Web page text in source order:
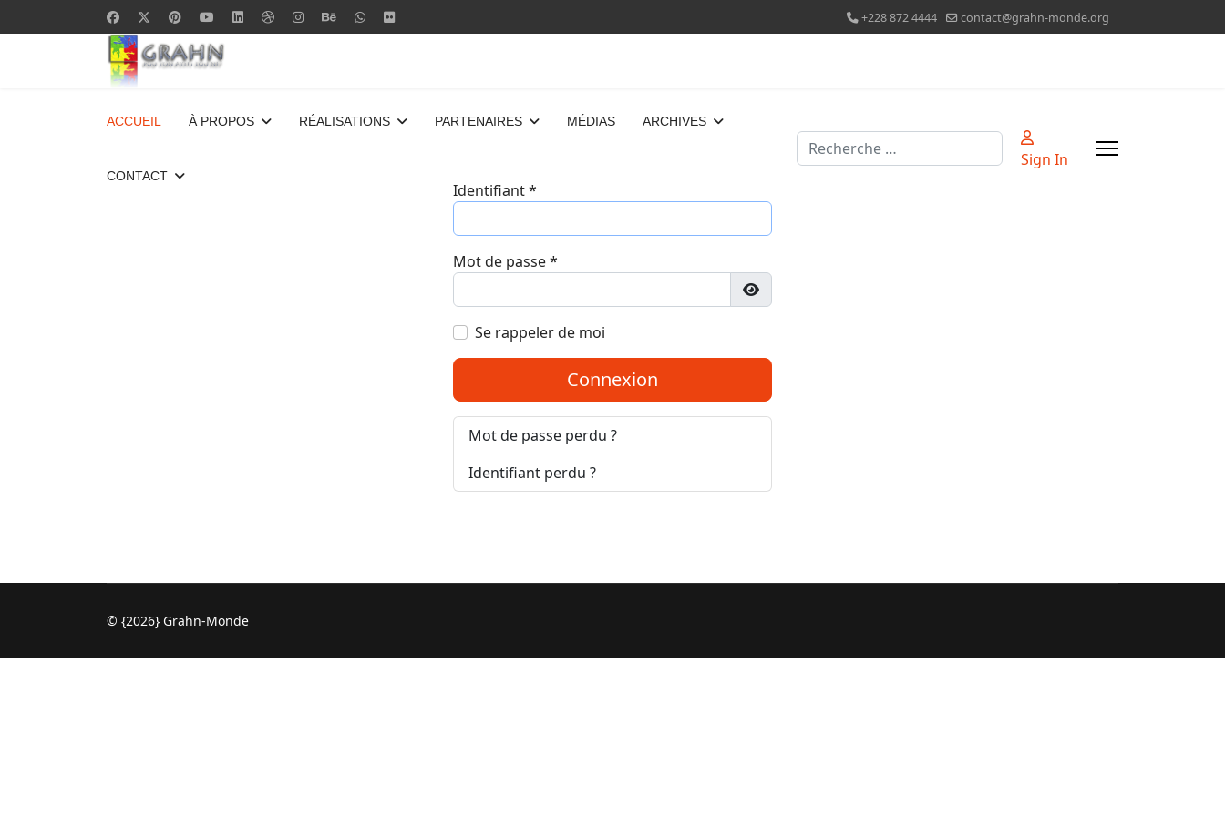
+228 872 4444 contact@grahn-monde.org
ACCUEIL À PROPOS RÉALISATIONS PARTENAIRES MÉDIAS ARCHIVES
CONTACT
Rechercher
Sign In
Identifiant*
Mot de passe*
Afficher le mot de passe
Se rappeler de moi
Connexion
Mot de passe perdu ?
Identifiant perdu ?
© {2026} Grahn-Monde